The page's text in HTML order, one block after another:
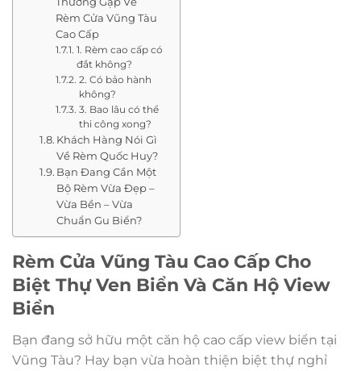
Rèm Cửa Vũng Tàu
Cao Cấp
1. Rèm cao cấp có
đắt không?
2. Có bảo hành
không?
3. Bao lâu có thể
thi công xong?
Khách Hàng Nói Gì
Về Rèm Quốc Huy?
Bạn Đang Cần Một
Bộ Rèm Vừa Đẹp –
Vừa Bền – Vừa
Chuẩn Gu Biển?
Rèm Cửa Vũng Tàu Cao Cấp Cho
Biệt Thự Ven Biển Và Căn Hộ View
Biển
Bạn đang sở hữu một căn hộ cao cấp view biển tại
Vũng Tàu? Hay bạn vừa hoàn thiện biệt thự nghỉ